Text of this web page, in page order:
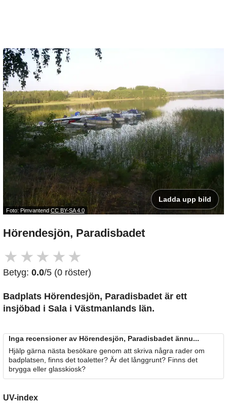
Foto: Pimvantend CC BY-SA 4.0
Ladda upp bild
Hörendesjön, Paradisbadet
★ ★ ★ ★ ★
Betyg: 0.0/5 (0 röster)
Badplats Hörendesjön, Paradisbadet är ett
insjöbad i Sala i Västmanlands län.
Inga recensioner av Hörendesjön, Paradisbadet ännu...
Hjälp gärna nästa besökare genom att skriva några rader om
badplatsen, finns det toaletter? Är det långgrunt? Finns det
brygga eller glasskiosk?
UV-index